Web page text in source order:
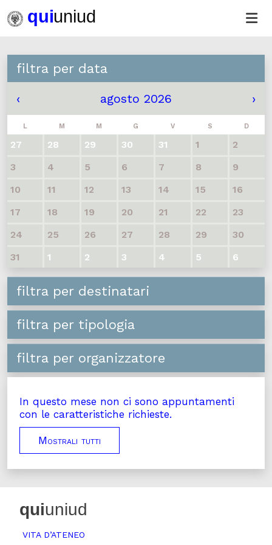
filtra per data
‹ agosto 2026 ›
L M M G V S D
27 28 29 30 31 1
2
3
4 5 6 7 8
9
10
11 12 13 14 15
16
17
18 19 20 21 22
23
24
25 26 27 28 29
30
31
1 2 3 4 5 6
filtra per destinatari
filtra per tipologia
filtra per organizzatore
In questo mese non ci sono appuntamenti
con le caratteristiche richieste.
Mostrali tutti
quiuniud
VITA D’ATENEO